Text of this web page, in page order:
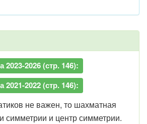
2026 (стр. 146):
2022 (стр. 146):
не важен, то шахматная
симметрии и центр симметрии.